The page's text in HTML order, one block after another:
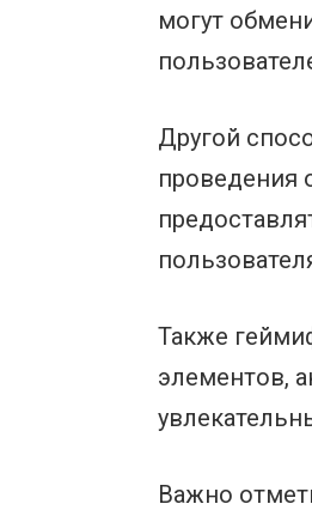
могут
Другой
проведения
Также
элементов,
Важно